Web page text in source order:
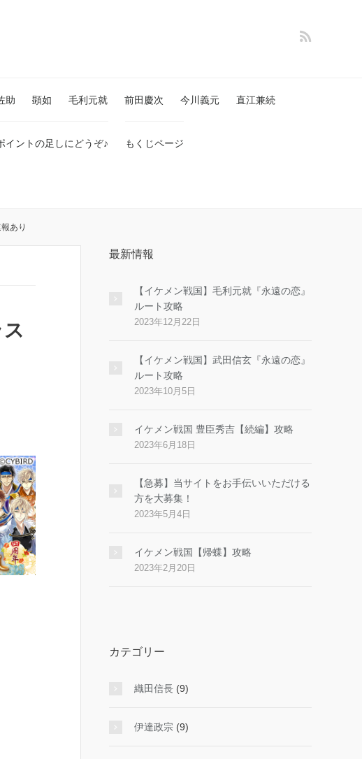
助 顕如 毛利元就 前田慶次 今川義元 直江兼続
イントの足しにどうぞ♪ もくじページ
あり
最新情報
【イケメン戦国】毛利元就『永遠の恋』
ルート攻略
2023年12月22日
【イケメン戦国】武田信玄『永遠の恋』
ルート攻略
2023年10月5日
イケメン戦国 豊臣秀吉【続編】攻略
2023年6月18日
【急募】当サイトをお手伝いいただける
方を大募集！
2023年5月4日
イケメン戦国【帰蝶】攻略
2023年2月20日
カテゴリー
織田信長 (9)
伊達政宗 (9)